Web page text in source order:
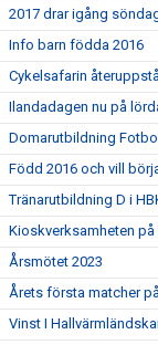
2017 drar igång
Info barn födda 2016
Cykelsafarin
Ilandadagen nu på
Domarutbildning Fotboll
Född 2016 och vill
Tränarutbildning D i
Kioskverksamheten på
Årsmötet 2023
Årets första matcher
Vinst I